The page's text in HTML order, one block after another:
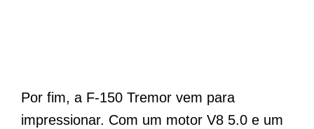
Por fim, a F-150 Tremor vem para
impressionar. Com um motor V8 5.0 e um